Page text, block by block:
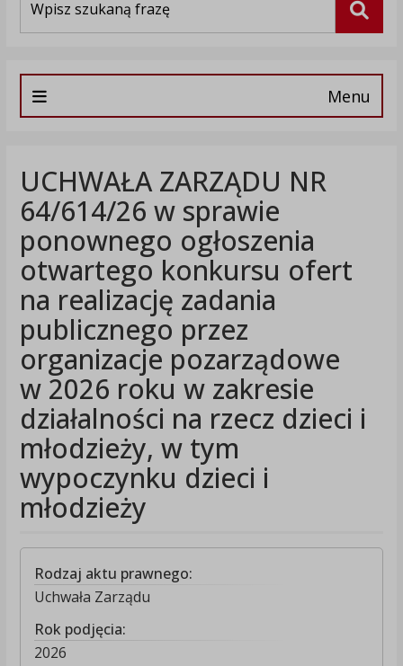
Menu
UCHWAŁA ZARZĄDU NR
64/614/26 w sprawie
ponownego ogłoszenia
otwartego konkursu ofert
na realizację zadania
publicznego przez
organizacje pozarządowe
w 2026 roku w zakresie
działalności na rzecz dzieci i
młodzieży, w tym
wypoczynku dzieci i
młodzieży
Rodzaj aktu prawnego:
Uchwała Zarządu
Rok podjęcia:
2026